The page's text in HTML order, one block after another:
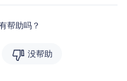
帮助吗？
没帮助